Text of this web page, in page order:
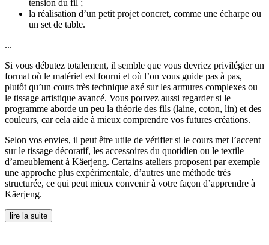
tension du fil ;
la réalisation d’un petit projet concret, comme une écharpe ou
un set de table.
...
Si vous débutez totalement, il semble que vous devriez privilégier un
format où le matériel est fourni et où l’on vous guide pas à pas,
plutôt qu’un cours très technique axé sur les armures complexes ou
le tissage artistique avancé. Vous pouvez aussi regarder si le
programme aborde un peu la théorie des fils (laine, coton, lin) et des
couleurs, car cela aide à mieux comprendre vos futures créations.
Selon vos envies, il peut être utile de vérifier si le cours met l’accent
sur le tissage décoratif, les accessoires du quotidien ou le textile
d’ameublement à Käerjeng. Certains ateliers proposent par exemple
une approche plus expérimentale, d’autres une méthode très
structurée, ce qui peut mieux convenir à votre façon d’apprendre à
Käerjeng.
lire la suite